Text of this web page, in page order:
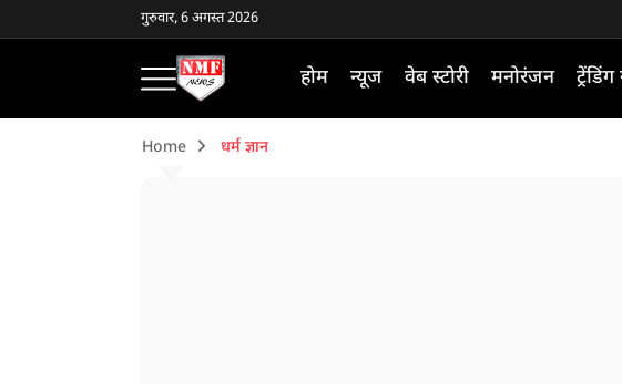
गुरुवार, 6 अगस्त 2026
होम न्यूज वेब स्टोरी मनोरंजन
Home धर्म ज्ञान